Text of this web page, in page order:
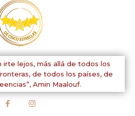
irte lejos, más allá de todos los
de todos los países, de
Amin Maalouf.